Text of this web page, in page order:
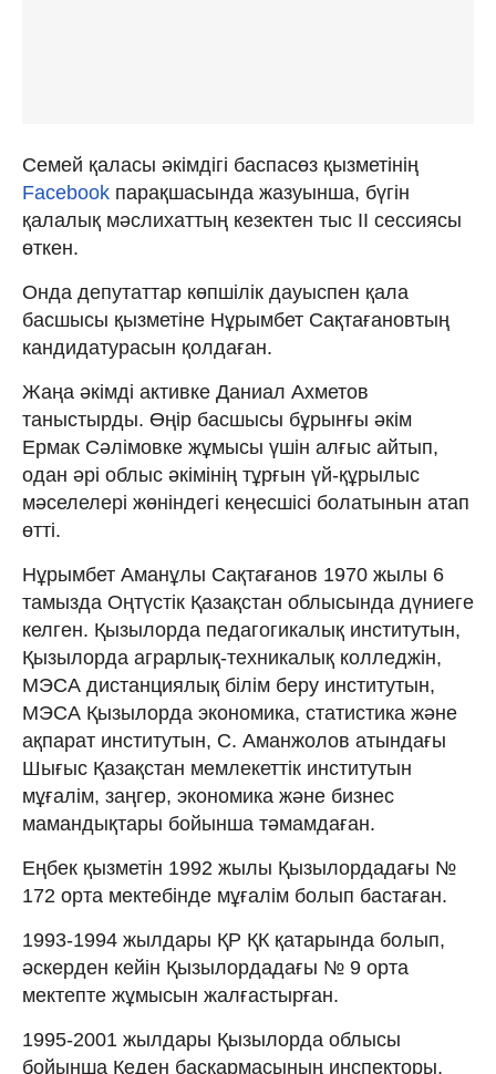
Семей қаласы әкімдігі баспасөз қызметінің
Facebook парақшасында жазуынша, бүгін
қалалық мәслихаттың кезектен тыс ІІ сессиясы
өткен.
Онда депутаттар көпшілік дауыспен қала
басшысы қызметіне Нұрымбет Сақтағановтың
кандидатурасын қолдаған.
Жаңа әкімді активке Даниал Ахметов
таныстырды. Өңір басшысы бұрынғы әкім
Ермак Сәлімовке жұмысы үшін алғыс айтып,
одан әрі облыс әкімінің тұрғын үй-құрылыс
мәселелері жөніндегі кеңесшісі болатынын атап
өтті.
Нұрымбет Аманұлы Сақтағанов 1970 жылы 6
тамызда Оңтүстік Қазақстан облысында дүниеге
келген. Қызылорда педагогикалық институтын,
Қызылорда аграрлық-техникалық колледжін,
МЭСА дистанциялық білім беру институтын,
МЭСА Қызылорда экономика, статистика және
ақпарат институтын, С. Аманжолов атындағы
Шығыс Қазақстан мемлекеттік институтын
мұғалім, заңгер, экономика және бизнес
мамандықтары бойынша тәмамдаған.
Еңбек қызметін 1992 жылы Қызылордадағы №
172 орта мектебінде мұғалім болып бастаған.
1993-1994 жылдары ҚР ҚК қатарында болып,
әскерден кейін Қызылордадағы № 9 орта
мектепте жұмысын жалғастырған.
1995-2001 жылдары Қызылорда облысы
бойынша Кеден басқармасының инспекторы,